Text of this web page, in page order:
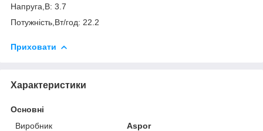
Напруга,В: 3.7
Потужність,Вт/год: 22.2
Приховати
Характеристики
Основні
Виробник
Aspor